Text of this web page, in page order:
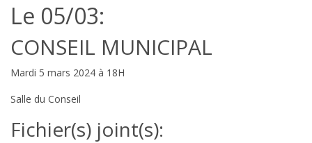
Le 05/03:
CONSEIL MUNICIPAL
Mardi 5 mars 2024 à 18H
Salle du Conseil
Fichier(s) joint(s):